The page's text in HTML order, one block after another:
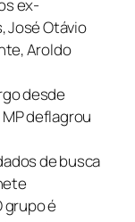
ex-
José Otávio
Aroldo
desde
deflagrou
de busca
grupo é